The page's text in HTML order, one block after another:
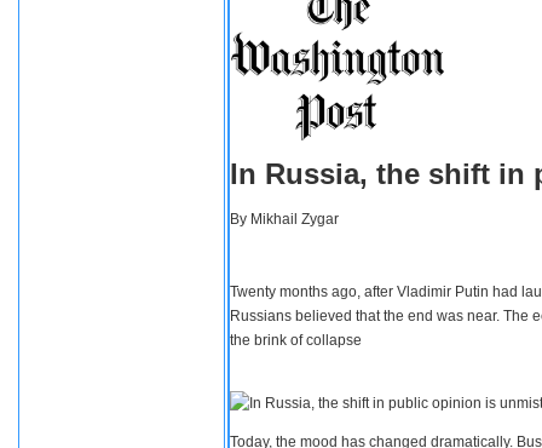
In Russia, the shift in
By Mikhail Zygar
Twenty months ago, after Vladimir Putin had
Russians believed that the end was near. The
the brink of collapse
Today, the mood has changed dramatically.